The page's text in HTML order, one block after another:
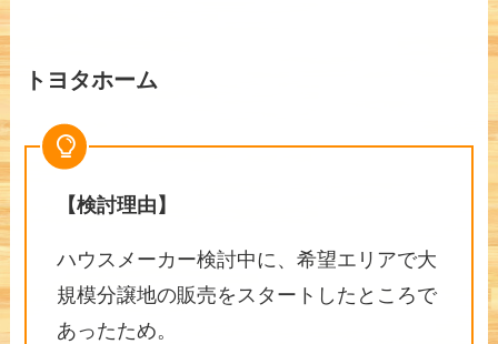
トヨタホーム
【検討理由】
ハウスメーカー検討中に、希望エリアで大
規模分譲地の販売をスタートしたところで
あったため。